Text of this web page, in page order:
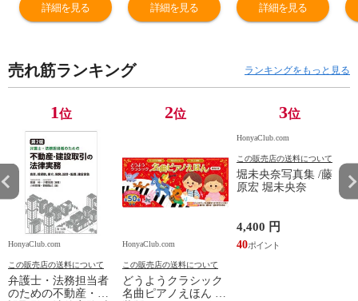
詳細を見る 詳細を見る 詳細を見る
売れ筋ランキング ランキングをもっと見る
1位
HonyaClub.com
この販売店の送料について
弁護士・法務担当者
のための不動産・建
2位
HonyaClub.com
この販売店の送料について
どうようクラシック
名曲ピアノえほん 新
3位
HonyaClub.com
この販売店の送料について
堀未央奈写真集 /藤
原宏 堀未央奈
4,400 円
40